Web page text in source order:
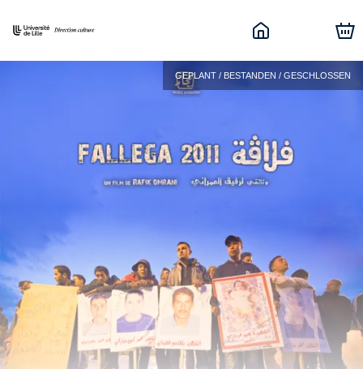
GEPLANT / BESTANDEN / GESCHLOSSEN